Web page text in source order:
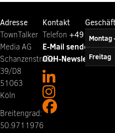
Adresse
TownTalker
Media AG
Schanzenstraße
39/D8
51063
Köln
Breitengrad:
50.9711976
Kontakt
Telefon ‭ +49 221
E-Mail senden
OOH-Newsletter
Montag
Freitag